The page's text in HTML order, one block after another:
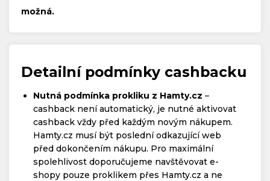
možná.
Detailní podmínky cashbacku
Nutná podmínka prokliku z Hamty.cz –
cashback není automatický, je nutné aktivovat
cashback vždy před každým novým nákupem.
Hamty.cz musí být poslední odkazující web
před dokončením nákupu. Pro maximální
spolehlivost doporučujeme navštěvovat e-
shopy pouze proklikem přes Hamty.cz a ne